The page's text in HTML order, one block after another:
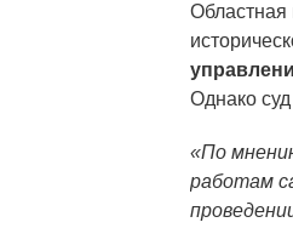
Областная
Однако суд
«По
работам